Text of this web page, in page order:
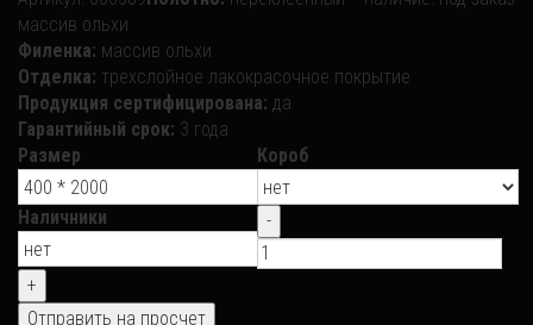
массив ольхи
Филенка: массив ольхи
Отделка: трехслойное лакокрасочное покрытие
Продукция сертифицирована: да
Гарантийный срок: 3 года
Размер
Короб
Наличники